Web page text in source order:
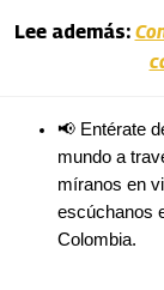
Lee además:
📢 Entérate
mundo a
míranos en
escúchanos
Colombia.